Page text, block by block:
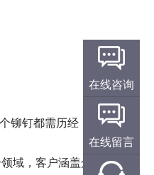
铆钉都需历经 3 重严格确
域，客户涵盖众多知名企
在线咨询
在线留言